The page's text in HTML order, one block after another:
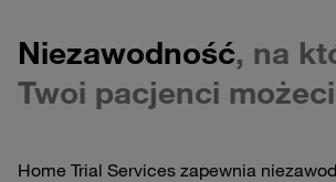
Niezawodność, na
Twoi pacjenci
Home Trial Services zapewnia